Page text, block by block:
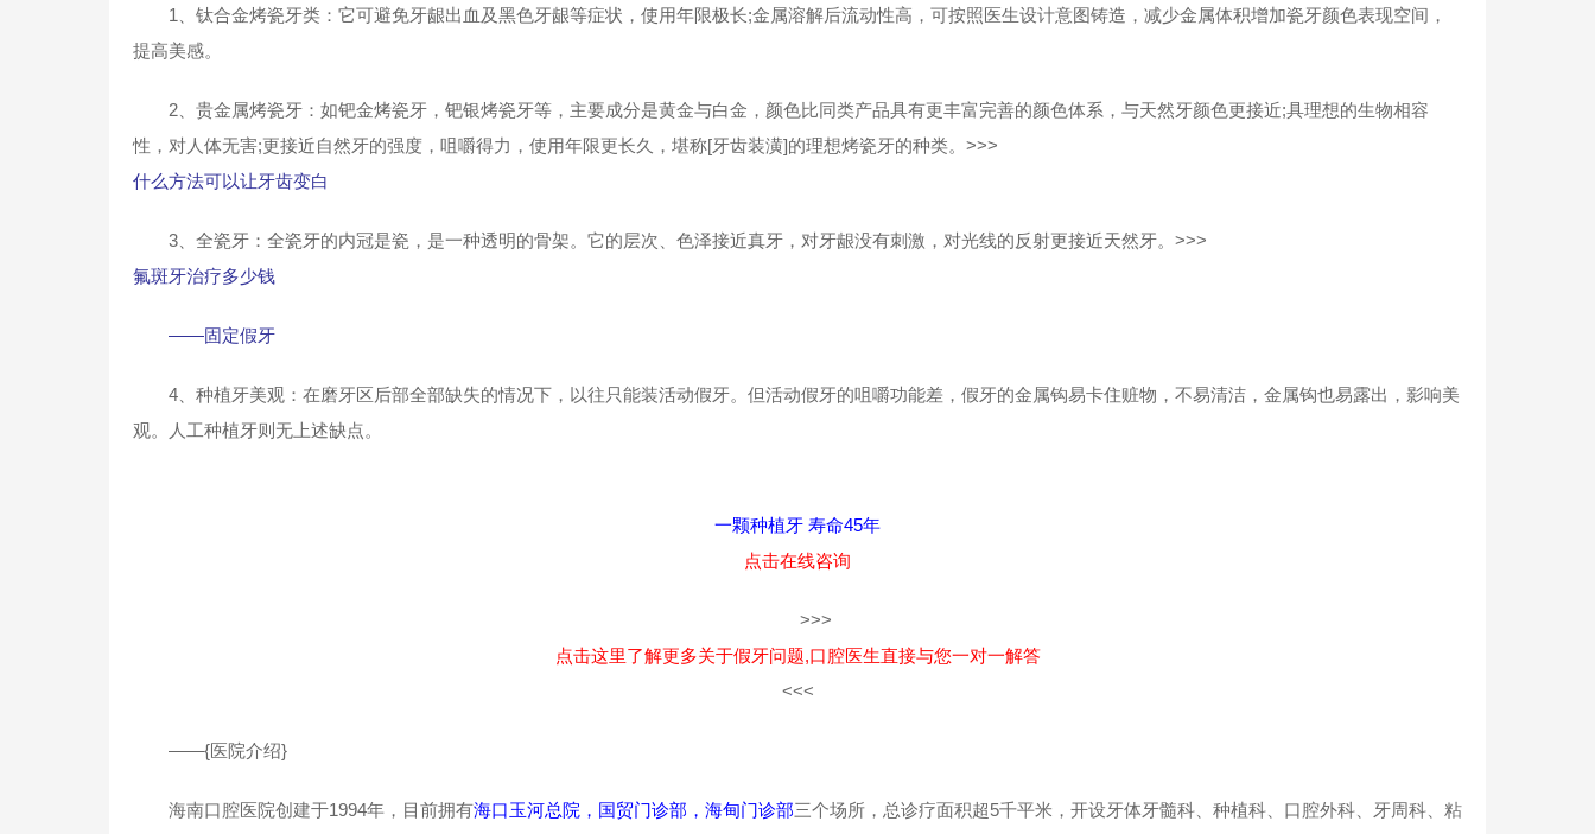
1、钛合金烤瓷牙类：它可避免牙龈出血及黑色牙龈等症状，使用年限极长;金属溶解后流动性高，可按照医生设计意图铸造，减少金属体积增加瓷牙颜色表现空间，
提高美感。
2、贵金属烤瓷牙：如钯金烤瓷牙，钯银烤瓷牙等，主要成分是黄金与白金，颜色比同类产品具有更丰富完善的颜色体系，与天然牙颜色更接近;具理想的生物相容
性，对人体无害;更接近自然牙的强度，咀嚼得力，使用年限更长久，堪称[牙齿装潢]的理想烤瓷牙的种类。>>>
什么方法可以让牙齿变白
3、全瓷牙：全瓷牙的内冠是瓷，是一种透明的骨架。它的层次、色泽接近真牙，对牙龈没有刺激，对光线的反射更接近天然牙。>>>
氟斑牙治疗多少钱
——固定假牙
4、种植牙美观：在磨牙区后部全部缺失的情况下，以往只能装活动假牙。但活动假牙的咀嚼功能差，假牙的金属钩易卡住赃物，不易清洁，金属钩也易露出，影响美
观。人工种植牙则无上述缺点。
一颗种植牙 寿命45年
点击在线咨询
>>>
点击这里了解更多关于假牙问题,口腔医生直接与您一对一解答
<<<
——{医院介绍}
海南口腔医院创建于1994年，目前拥有海口玉河总院，国贸门诊部，海甸门诊部三个场所，总诊疗面积超5千平米，开设牙体牙髓科、种植科、口腔外科、牙周科、粘